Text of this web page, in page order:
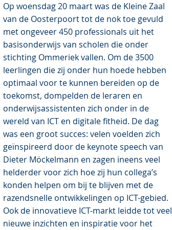
Op woensdag 20 maart was de Kleine Zaal
van de Oosterpoort tot de nok toe gevuld
met ongeveer 450 professionals uit het
basisonderwijs van scholen die onder
stichting Ommeriek vallen. Om de 3500
leerlingen die zij onder hun hoede hebben
optimaal voor te kunnen bereiden op de
toekomst, dompelden de leraren en
onderwijsassistenten zich onder in de
wereld van ICT en digitale fitheid. De dag
was een groot succes: velen voelden zich
geïnspireerd door de keynote speech van
Dieter Möckelmann en zagen ineens veel
helderder voor zich hoe zij hun collega’s
konden helpen om bij te blijven met de
razendsnelle ontwikkelingen op ICT-gebied.
Ook de innovatieve ICT-markt leidde tot veel
nieuwe inzichten en inspiratie voor het